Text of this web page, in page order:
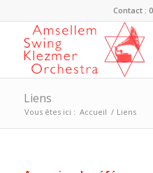
Contact :
Liens
Vous êtes ici : Accueil / Liens